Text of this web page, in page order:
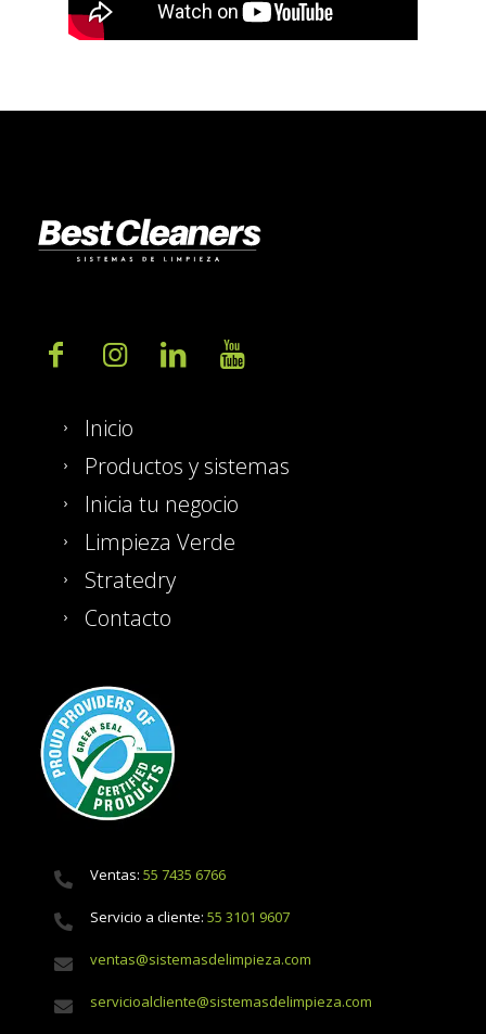
Inicio
Productos y sistemas
Inicia tu negocio
Limpieza Verde
Stratedry
Contacto
Ventas: 55 7435 6766
Servicio a cliente: 55 3101 9607
ventas@sistemasdelimpieza.com
servicioalcliente@sistemasdelimpieza.com